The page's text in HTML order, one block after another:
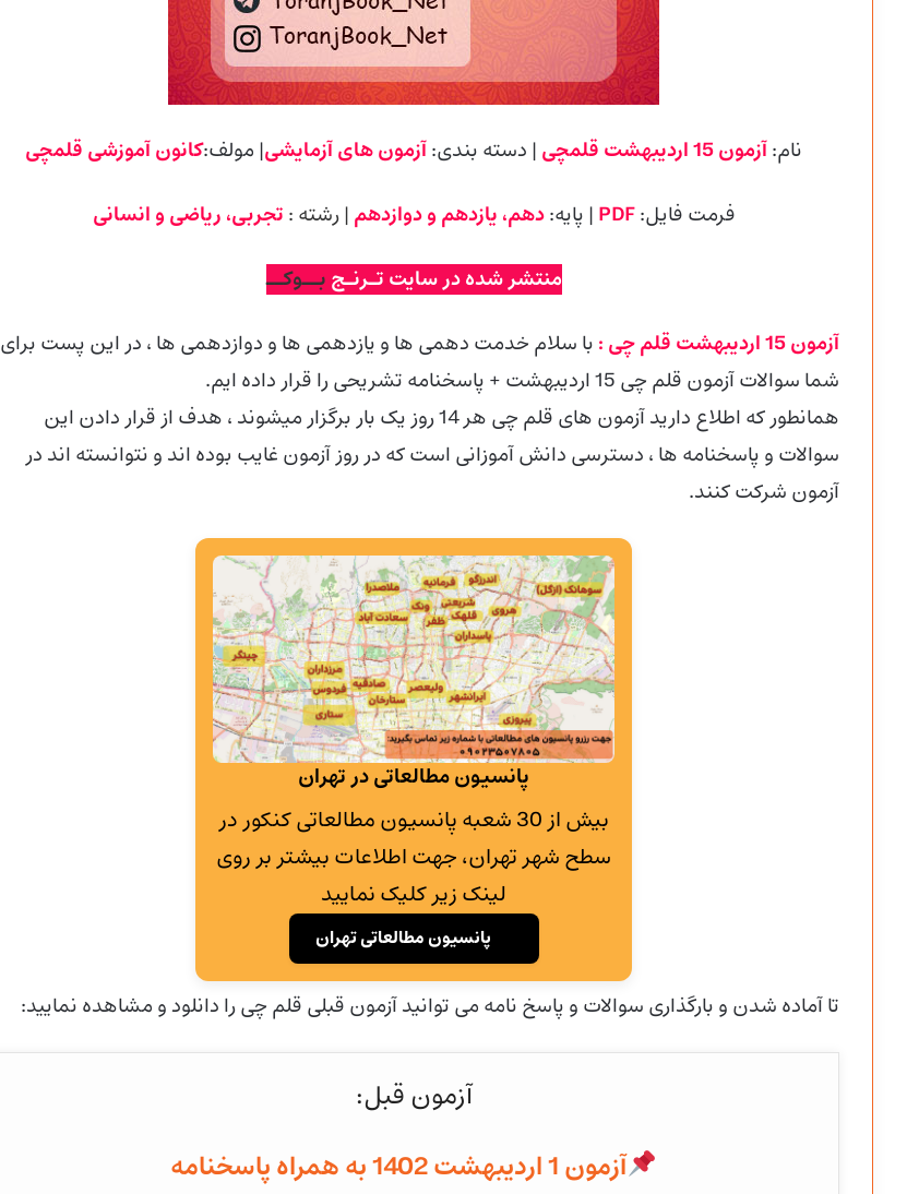
نام:آزمون 15 اردیبهشت قلمچی | دسته بندی:آزمون های آزمایشی| مولف:کانون آموزشی قلمچی
فرمت فایل:PDF | پایه:دهم، یازدهم و دوازدهم | رشته : تجربی، ریاضی و انسانی
منتشر شده در سایت تـرنـج بــوکــ
آزمون 15 اردیبهشت قلم چی : با سلام خدمت دهمی ها و یازدهمی ها و دوازدهمی ها ، در این پست برای
شما سوالات آزمون قلم چی 15 اردیبهشت + پاسخنامه تشریحی را قرار داده ایم.
همانطور که اطلاع دارید آزمون های قلم چی هر 14 روز یک بار برگزار میشوند ، هدف از قرار دادن این
سوالات و پاسخنامه ها ، دسترسی دانش آموزانی است که در روز آزمون غایب بوده اند و نتوانسته اند در
آزمون شرکت کنند.
پانسیون مطالعاتی در تهران
بیش از 30 شعبه پانسیون مطالعاتی کنکور در
سطح شهر تهران، جهت اطلاعات بیشتر بر روی
لینک زیر کلیک نمایید
پانسیون مطالعاتی تهران
تا آماده شدن و بارگذاری سوالات و پاسخ نامه می توانید آزمون قبلی قلم چی را دانلود و مشاهده نمایید:
آزمون قبل:
آزمون 1 اردیبهشت 1402 به همراه پاسخنامه